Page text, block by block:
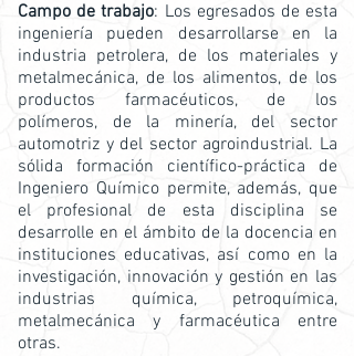
Campo de trabajo: Los egresados de esta
ingeniería pueden desarrollarse en la
industria petrolera, de los materiales y
metalmecánica, de los alimentos, de los
productos farmacéuticos, de los
polímeros, de la minería, del sector
automotriz y del sector agroindustrial. La
sólida formación científico-práctica de
Ingeniero Químico permite, además, que
el profesional de esta disciplina se
desarrolle en el ámbito de la docencia en
instituciones educativas, así como en la
investigación, innovación y gestión en las
industrias química, petroquímica,
metalmecánica y farmacéutica entre
otras.